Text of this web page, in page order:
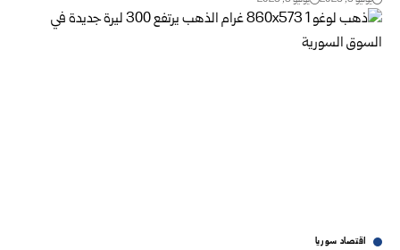
اقتصاد سوريا